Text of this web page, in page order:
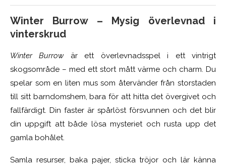
Winter Burrow – Mysig överlevnad i
vinterskrud
Winter Burrowär ett överlevnadsspel i ett vintrigt
skogsområde – med ett stort mått värme och charm. Du
spelar som en liten mus som återvänder från storstaden
till sitt barndomshem, bara för att hitta det övergivet och
fallfärdigt. Din faster är spårlöst försvunnen och det blir
din uppgift att både lösa mysteriet och rusta upp det
gamla bohålet.
Samla resurser, baka pajer, sticka tröjor och lär känna